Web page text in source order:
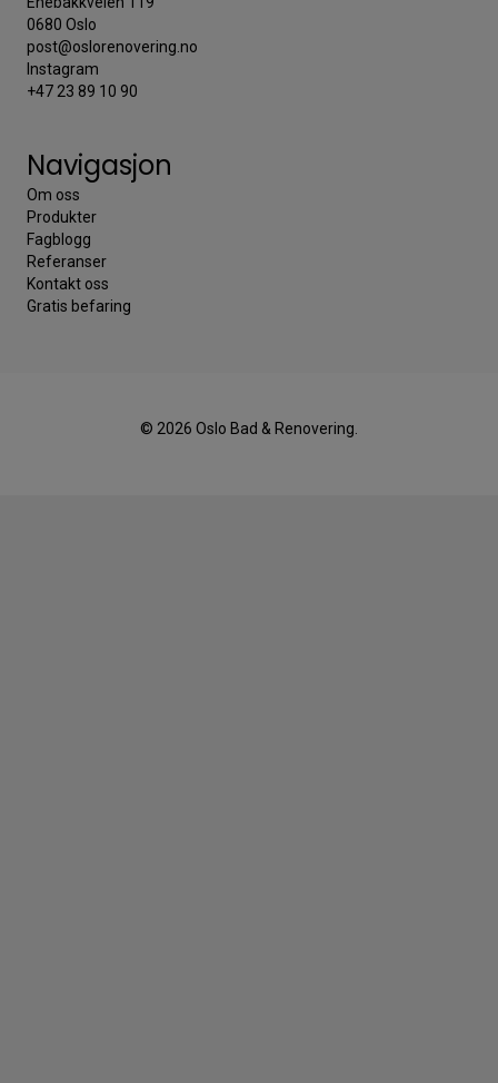
0680 Oslo
post@oslorenovering.no
Instagram
+47 23 89 10 90
Navigasjon
Om oss
Produkter
Fagblogg
Referanser
Kontakt oss
Gratis befaring
© 2026 Oslo Bad & Renovering.